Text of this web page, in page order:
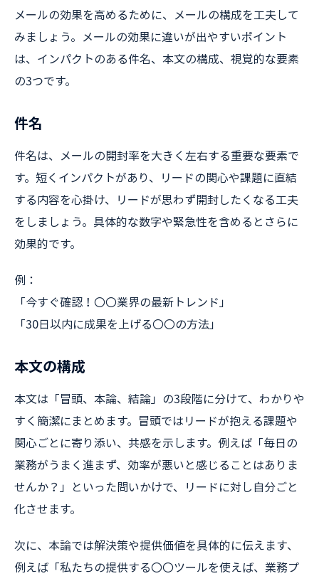
メールの効果を高めるために、メールの構成を工夫して
みましょう。メールの効果に違いが出やすいポイント
は、インパクトのある件名、本文の構成、視覚的な要素
の3つです。
件名
件名は、メールの開封率を大きく左右する重要な要素で
す。短くインパクトがあり、リードの関心や課題に直結
する内容を心掛け、リードが思わず開封したくなる工夫
をしましょう。具体的な数字や緊急性を含めるとさらに
効果的です。
例：
「今すぐ確認！〇〇業界の最新トレンド」
「30日以内に成果を上げる〇〇の方法」
本文の構成
本文は「冒頭、本論、結論」の3段階に分けて、わかりや
すく簡潔にまとめます。冒頭ではリードが抱える課題や
関心ごとに寄り添い、共感を示します。例えば「毎日の
業務がうまく進まず、効率が悪いと感じることはありま
せんか？」といった問いかけで、リードに対し自分ごと
化させます。
次に、本論では解決策や提供価値を具体的に伝えます、
例えば「私たちの提供する〇〇ツールを使えば、業務プ